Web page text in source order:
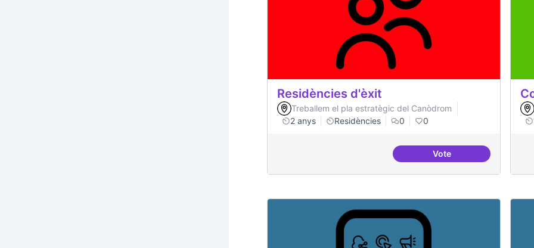
Residències d'èxit
Treballem el pla estratègic del Canòdrom
2 anys
Residències 0 0
VoteResidències d'èxit